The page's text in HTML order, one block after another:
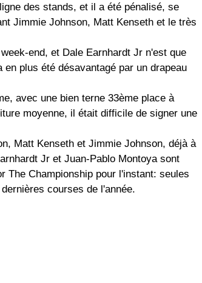
des stands, et il a été pénalisé, se
Jimmie Johnson, Matt Kenseth et le très
end, et Dale Earnhardt Jr n'est que
plus été désavantagé par un drapeau
avec une bien terne 33ème place à
moyenne, il était difficile de signer une
Matt Kenseth et Jimmie Johnson, déjà à
Jr et Juan-Pablo Montoya sont
The Championship pour l'instant: seules
courses de l'année.